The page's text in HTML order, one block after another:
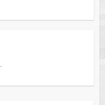
variációja